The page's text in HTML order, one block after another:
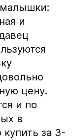
и
цену.
и по
в
за 3-